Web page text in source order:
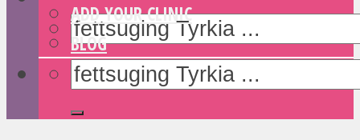
ADD YOUR CLINIC
BLOG